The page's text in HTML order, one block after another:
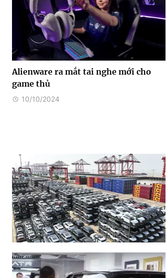
Alienware ra mắt tai nghe mới cho
game thủ
10/10/2024